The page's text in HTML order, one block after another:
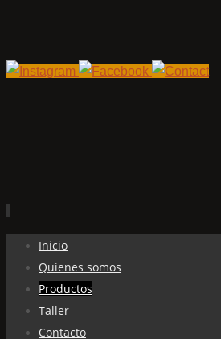
contenido
Inicio
Quienes somos
Productos
Taller
Contacto